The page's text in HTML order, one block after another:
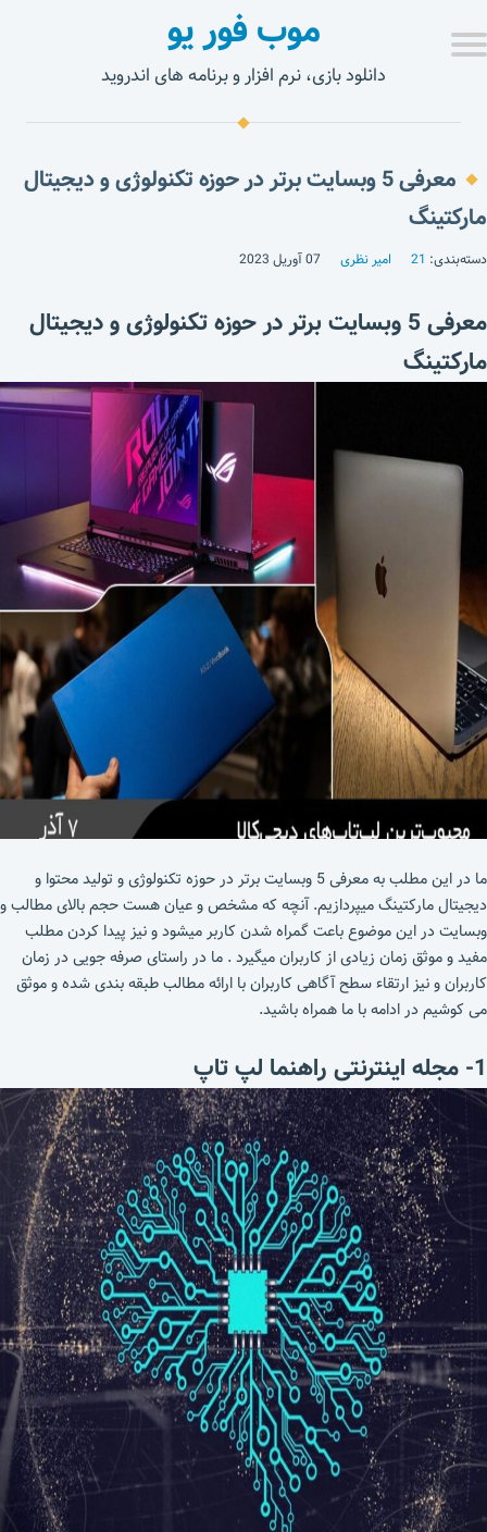
موب فور یو
دانلود بازی، نرم افزار و برنامه های اندروید
معرفی 5 وبسایت برتر در حوزه تکنولوژی و دیجیتال
مارکتینگ
دسته‌بندی: 21 امیر نظری 07 آوریل 2023
معرفی 5 وبسایت برتر در حوزه تکنولوژی و دیجیتال
مارکتینگ
ما در این مطلب به معرفی 5 وبسایت برتر در حوزه تکنولوژی و تولید محتوا و
دیجیتال مارکتینگ میپردازیم. آنچه که مشخص و عیان هست حجم بالای مطالب و
وبسایت در این موضوع باعت گمراه شدن کاربر میشود و نیز پیدا کردن مطلب
مفید و موثق زمان زیادی از کاربران میگیرد . ما در راستای صرفه جویی در زمان
کاربران و نیز ارتقاء سطح آگاهی کاربران با ارائه مطالب طبقه بندی شده و موثق
می کوشیم در ادامه با ما همراه باشید.
1- مجله اینترنتی راهنما لپ تاپ